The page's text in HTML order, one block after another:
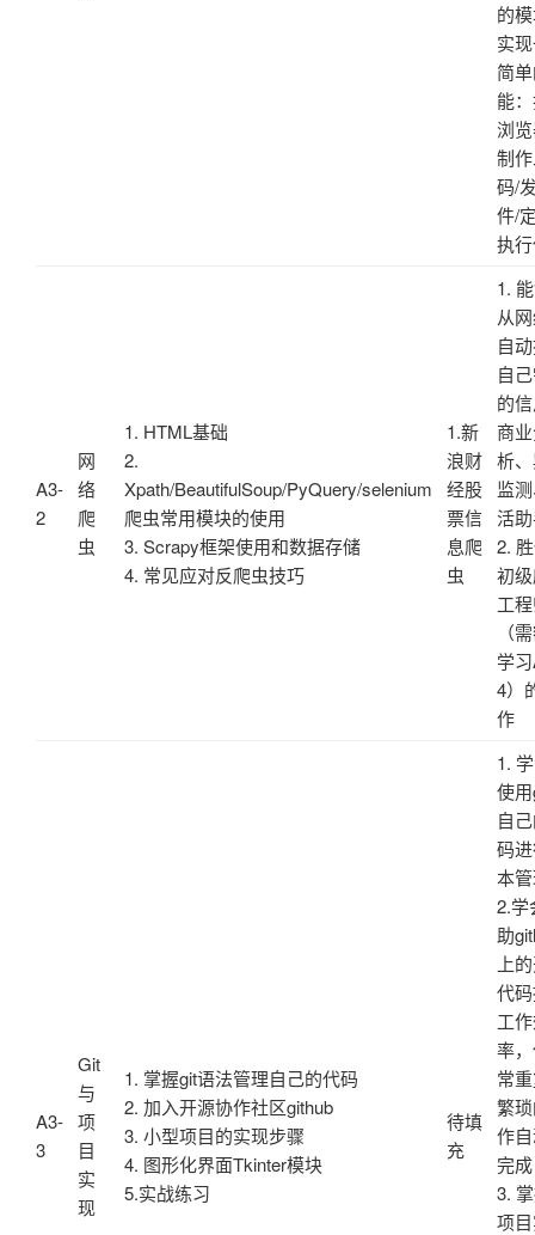
的
实
简
能
浏
制
码/
件/
执
A3-
2
网
络
爬
虫
1. HTML基础
2.
Xpath/BeautifulSoup/PyQuery/selenium
爬虫常用模块的使用
3. Scrapy框架使用和数据存储
4. 常见应对反爬虫技巧
1.新
浪财
经股
票信
息爬
虫
1.
从
自
自
的
商
析
监
活
2.
初
工
（
学
4）
作
A3-
3
Git
与
项
目
实
现
1. 掌握git语法管理自己的代码
2. 加入开源协作社区github
3. 小型项目的实现步骤
4. 图形化界面Tkinter模块
5.实战练习
待填
充
1.
使
自
码
本
2.学
助
上
代
工
率
常
繁
作
完成
3.
项